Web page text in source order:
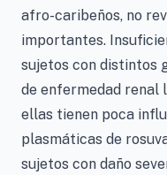
afro-caribeños, no
importantes.
sujetos con distintos
de enfermedad renal
ellas tienen poca
plasmáticas de
sujetos con daño